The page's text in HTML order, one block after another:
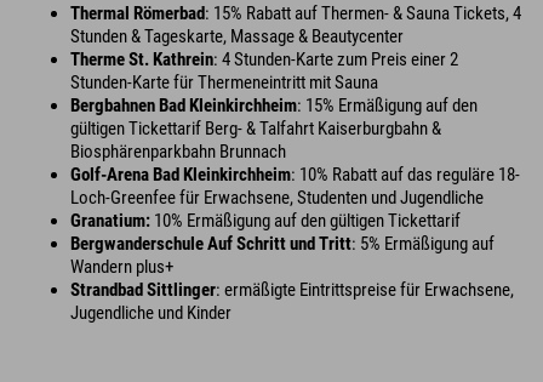
Thermal Römerbad: 15% Rabatt auf Thermen- & Sauna Tickets, 4
Stunden & Tageskarte, Massage & Beautycenter
Therme St. Kathrein: 4 Stunden-Karte zum Preis einer 2
Stunden-Karte für Thermeneintritt mit Sauna
Bergbahnen Bad Kleinkirchheim: 15% Ermäßigung auf den
gültigen Tickettarif Berg- & Talfahrt Kaiserburgbahn &
Biosphärenparkbahn Brunnach
Golf-Arena Bad Kleinkirchheim: 10% Rabatt auf das reguläre 18-
Loch-Greenfee für Erwachsene, Studenten und Jugendliche
Granatium: 10% Ermäßigung auf den gültigen Tickettarif
Bergwanderschule Auf Schritt und Tritt: 5% Ermäßigung auf
Wandern plus+
Strandbad Sittlinger: ermäßigte Eintrittspreise für Erwachsene,
Jugendliche und Kinder